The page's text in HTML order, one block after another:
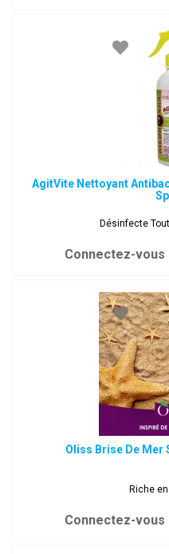
AgitVite Nettoyant
Désinfecte
Connectez-
Oliss Brise De Mer
Riche
Connectez-